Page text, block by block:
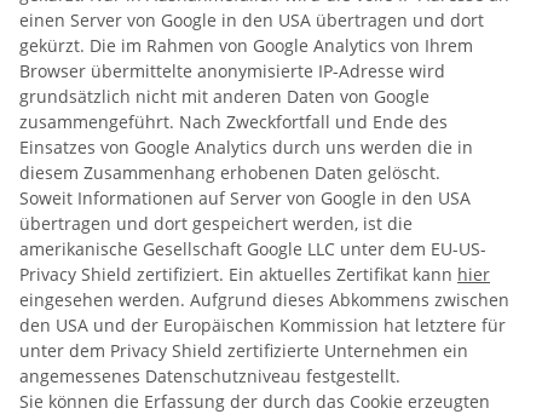
einen Server von Google in den USA übertragen und dort
gekürzt. Die im Rahmen von Google Analytics von Ihrem
Browser übermittelte anonymisierte IP-Adresse wird
grundsätzlich nicht mit anderen Daten von Google
zusammengeführt. Nach Zweckfortfall und Ende des
Einsatzes von Google Analytics durch uns werden die in
diesem Zusammenhang erhobenen Daten gelöscht.
Soweit Informationen auf Server von Google in den USA
übertragen und dort gespeichert werden, ist die
amerikanische Gesellschaft Google LLC unter dem EU-US-
Privacy Shield zertifiziert. Ein aktuelles Zertifikat kann hier
eingesehen werden. Aufgrund dieses Abkommens zwischen
den USA und der Europäischen Kommission hat letztere für
unter dem Privacy Shield zertifizierte Unternehmen ein
angemessenes Datenschutzniveau festgestellt.
Sie können die Erfassung der durch das Cookie erzeugten